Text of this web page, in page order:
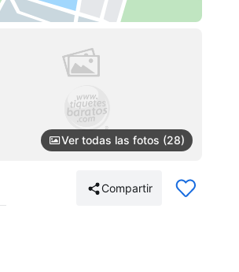
Ver todas las fotos (28)
Compartir